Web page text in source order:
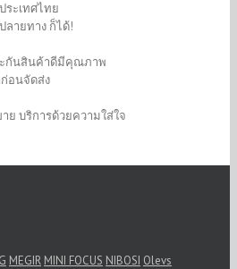
ระเทศไทย
ลายทาง ก็ได้!
กันสินค้าดีมีคุณภาพ
อนจัดส่ง
ย บริการด้วยความใส่ใจ
MEGIR MINI FOCUS NIBOSI Olevs